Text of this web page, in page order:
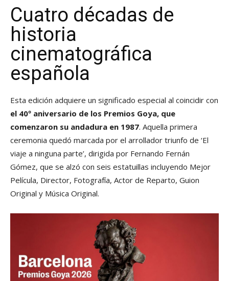
Cuatro décadas de
historia
cinematográfica
española
Esta edición adquiere un significado especial al coincidir con
el 40º aniversario de los Premios Goya, que
comenzaron su andadura en 1987. Aquella primera
ceremonia quedó marcada por el arrollador triunfo de ‘El
viaje a ninguna parte’, dirigida por Fernando Fernán
Gómez, que se alzó con seis estatuillas incluyendo Mejor
Película, Director, Fotografía, Actor de Reparto, Guion
Original y Música Original.